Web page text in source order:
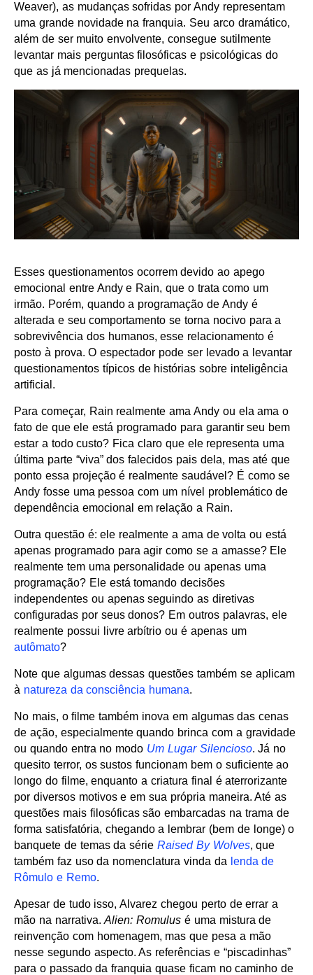
Weaver), as mudanças sofridas por Andy representam
uma grande novidade na franquia. Seu arco dramático,
além de ser muito envolvente, consegue sutilmente
levantar mais perguntas filosóficas e psicológicas do
que as já mencionadas prequelas.
Esses questionamentos ocorrem devido ao apego
emocional entre Andy e Rain, que o trata como um
irmão. Porém, quando a programação de Andy é
alterada e seu comportamento se torna nocivo para a
sobrevivência dos humanos, esse relacionamento é
posto à prova. O espectador pode ser levado a levantar
questionamentos típicos de histórias sobre inteligência
artificial.
Para começar, Rain realmente ama Andy ou ela ama o
fato de que ele está programado para garantir seu bem
estar a todo custo? Fica claro que ele representa uma
última parte “viva” dos falecidos pais dela, mas até que
ponto essa projeção é realmente saudável? É como se
Andy fosse uma pessoa com um nível problemático de
dependência emocional em relação a Rain.
Outra questão é: ele realmente a ama de volta ou está
apenas programado para agir como se a amasse? Ele
realmente tem uma personalidade ou apenas uma
programação? Ele está tomando decisões
independentes ou apenas seguindo as diretivas
configuradas por seus donos? Em outros palavras, ele
realmente possui livre arbítrio ou é apenas um
autômato?
Note que algumas dessas questões também se aplicam
à natureza da consciência humana.
No mais, o filme também inova em algumas das cenas
de ação, especialmente quando brinca com a gravidade
ou quando entra no modo Um Lugar Silencioso. Já no
quesito terror, os sustos funcionam bem o suficiente ao
longo do filme, enquanto a criatura final é aterrorizante
por diversos motivos e em sua própria maneira. Até as
questões mais filosóficas são embarcadas na trama de
forma satisfatória, chegando a lembrar (bem de longe) o
banquete de temas da sérieRaised By Wolves, que
também faz uso da nomenclatura vinda da lenda de
Rômulo e Remo.
Apesar de tudo isso, Alvarez chegou perto de errar a
mão na narrativa.Alien: Romulus é uma mistura de
reinvenção com homenagem, mas que pesa a mão
nesse segundo aspecto. As referências e “piscadinhas”
para o passado da franquia quase ficam no caminho de